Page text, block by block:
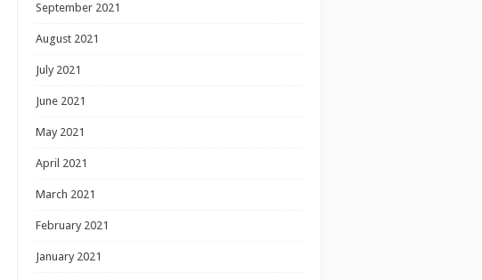
September 2021
August 2021
July 2021
June 2021
May 2021
April 2021
March 2021
February 2021
January 2021